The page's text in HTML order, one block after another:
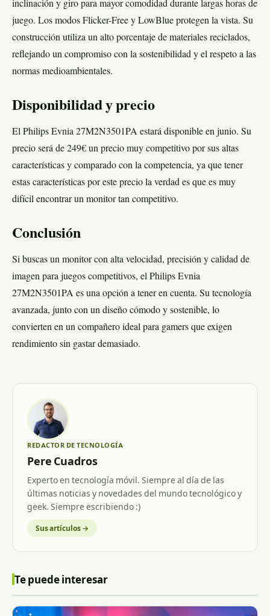
inclinación y giro para mayor comodidad durante largas horas de
juego. Los modos Flicker-Free y LowBlue protegen la vista. Su
construcción utiliza un alto porcentaje de materiales reciclados,
reflejando un compromiso con la sostenibilidad y el respeto a las
normas medioambientales.
Disponibilidad y precio
El Philips Evnia 27M2N3501PA estará disponible en junio. Su
precio será de 249€ un precio muy competitivo por sus altas
características y comparado con la competencia, ya que tener
estas características por este precio la verdad es que es muy
difícil encontrar un monitor tan competitivo.
Conclusión
Si buscas un monitor con alta velocidad, precisión y calidad de
imagen para juegos competitivos, el Philips Evnia
27M2N3501PA es una opción a tener en cuenta. Su tecnología
avanzada, junto con un diseño cómodo y sostenible, lo
convierten en un compañero ideal para gamers que exigen
rendimiento sin gastar demasiado.
REDACTOR DE TECNOLOGÍA
Pere Cuadros
Experto en tecnología móvil. Siempre al día de las
últimas noticias y novedades del mundo tecnológico y
geek. Siempre escribiendo :)
Sus artículos →
Te puede interesar